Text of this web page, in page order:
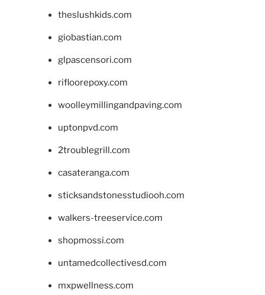
theslushkids.com
giobastian.com
glpascensori.com
rifloorepoxy.com
woolleymillingandpaving.com
uptonpvd.com
2troublegrill.com
casateranga.com
sticksandstonesstudiooh.com
walkers-treeservice.com
shopmossi.com
untamedcollectivesd.com
mxpwellness.com